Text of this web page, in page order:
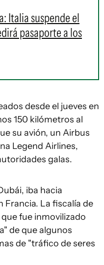
Italia suspende el
pasaporte a los
desde el jueves en
150 kilómetros al
su avión, un Airbus
Legend Airlines,
galas.
iba hacia
Francia. La fiscalía de
fue inmovilizado
de que algunos
de "tráfico de seres